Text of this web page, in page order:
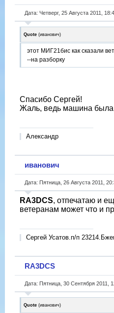
Дата: Четверг, 25 Августа 2011,
Quote (иванович)
этот МИГ21бис как сказали
--на разборку
Спасибо Сергей!
Жаль, ведь машина была
Александр
иванович
Дата: Пятница, 26 Августа 2011,
RA3DCS, отпечатаю и
ветеранам может что и
Сергей Усатов.п/п
RA3DCS
Дата: Пятница, 30 Сентября 2011,
Quote (иванович)